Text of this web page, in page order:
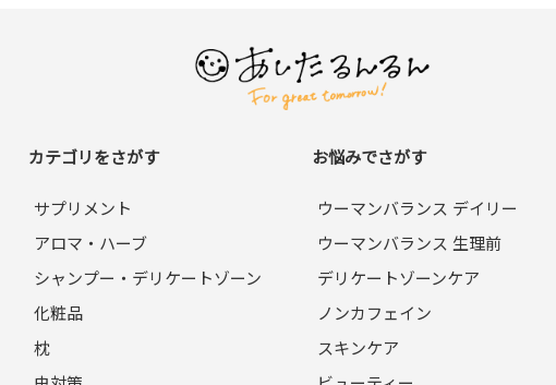
カテゴリをさがす
サプリメント
アロマ・ハーブ
シャンプー・デリケートゾーン
化粧品
枕
お悩みでさがす
ウーマンバランス デイリー
ウーマンバランス 生理前
デリケートゾーンケア
ノンカフェイン
スキンケア